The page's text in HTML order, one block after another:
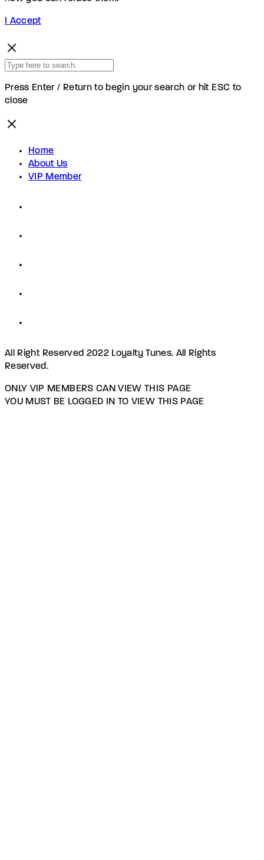
I Accept
Press Enter / Return to begin your search or hit ESC to
close
Home
About Us
VIP Member
All Right Reserved 2022 Loyalty Tunes. All Rights
Reserved.
ONLY VIP MEMBERS CAN VIEW THIS PAGE
YOU MUST BE LOGGED IN TO VIEW THIS PAGE